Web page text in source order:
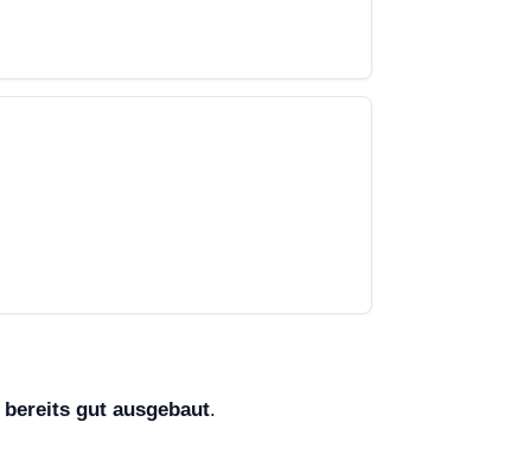
bereits gut ausgebaut.